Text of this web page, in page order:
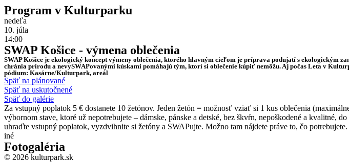
Program v Kulturparku
nedeľa
10. júla
14:00
SWAP Košice - výmena oblečenia
SWAP Košice je ekologický koncept výmeny oblečenia, ktorého hlavným cieľom je príprava podujatí s ekologickým
chránia prírodu a nevySWAPovanými kúskami pomáhajú tým, ktorí si oblečenie kúpiť nemôžu. Aj počas Leta v
pódium: Kasárne/Kulturpark, areál
Späť na plánované
Späť na uskutočnené
Späť do galérie
Za vstupný poplatok 5 € dostanete 10 žetónov. Jeden žetón = možnosť vziať si 1 kus oblečenia
výbornom stave, ktoré už nepotrebujete – dámske, pánske a detské, bez škvŕn, nepoškodené a
uhraďte vstupný poplatok, vyzdvihnite si žetóny a SWAPujte. Možno tam nájdete práve to, čo potrebujete.
iné
Fotogaléria
© 2026 kulturpark.sk